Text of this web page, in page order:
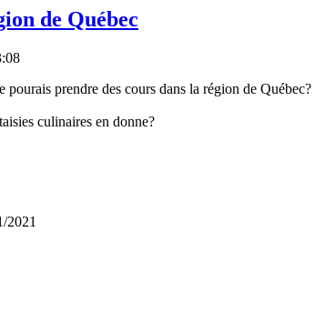
de Québec
prendre des cours dans la région de
culinaires en donne?
2021